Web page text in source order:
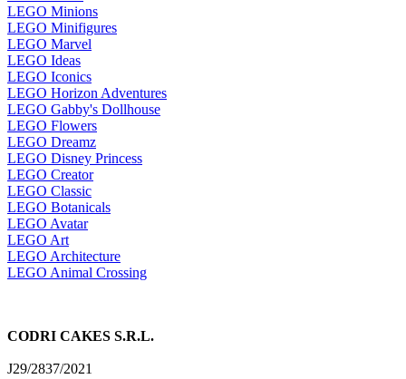
LEGO Minions
LEGO Minifigures
LEGO Marvel
LEGO Ideas
LEGO Iconics
LEGO Horizon Adventures
LEGO Gabby's Dollhouse
LEGO Flowers
LEGO Dreamz
LEGO Disney Princess
LEGO Creator
LEGO Classic
LEGO Botanicals
LEGO Avatar
LEGO Art
LEGO Architecture
LEGO Animal Crossing
CODRI CAKES S.R.L.
J29/2837/2021